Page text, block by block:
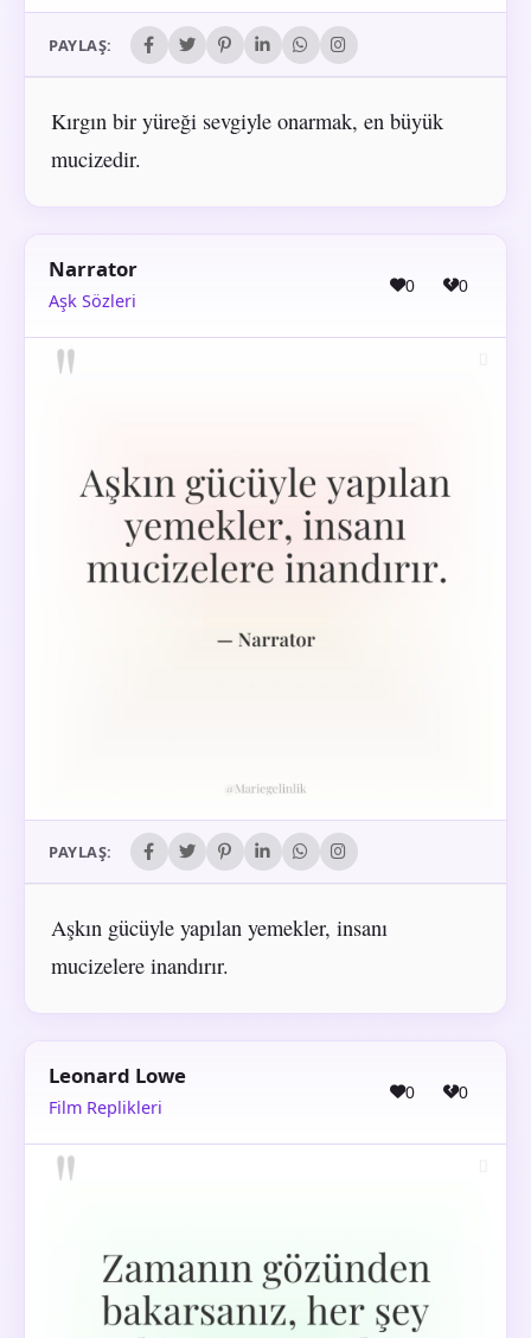
PAYLAŞ:
Kırgın bir yüreği sevgiyle onarmak, en büyük
mucizedir.
Narrator
Aşk Sözleri
0 0
PAYLAŞ:
Aşkın gücüyle yapılan yemekler, insanı
mucizelere inandırır.
Leonard Lowe
Film Replikleri
0 0